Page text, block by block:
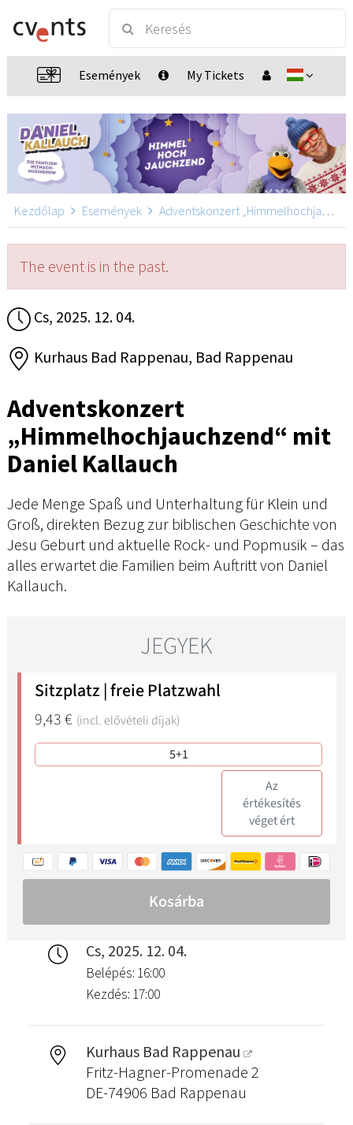
Események My Tickets
Kezdőlap Események Adventskonzert „Himmelhochjauchzend“ mit Daniel Kallauch
The event is in the past.
Cs, 2025. 12. 04.
Kurhaus Bad Rappenau, Bad Rappenau
Adventskonzert
„Himmelhochjauchzend“ mit
Daniel Kallauch
Jede Menge Spaß und Unterhaltung für Klein und
Groß, direkten Bezug zur biblischen Geschichte von
Jesu Geburt und aktuelle Rock- und Popmusik – das
alles erwartet die Familien beim Auftritt von Daniel
Kallauch.
Cs, 2025. 12. 04.
Belépés: 16:00
Kezdés: 17:00
Kurhaus Bad Rappenau
Fritz-Hagner-Promenade 2
DE-74906 Bad Rappenau